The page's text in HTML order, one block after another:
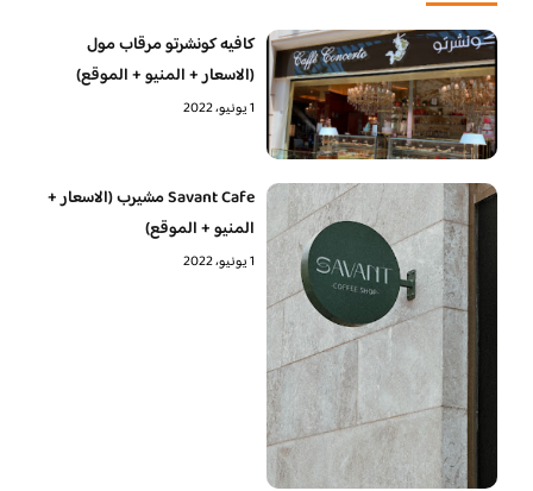
كافيه كونشرتو مرقاب مول
(الاسعار + المنيو + الموقع)
1 يونيو، 2022
Savant Cafe مشيرب (الاسعار +
المنيو + الموقع)
1 يونيو، 2022